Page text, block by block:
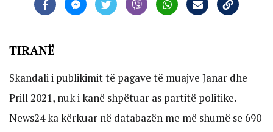
TIRANË
Skandali i publikimit të pagave të muajve Janar dhe
Prill 2021, nuk i kanë shpëtuar as partitë politike.
News24 ka kërkuar në databazën me më shumë se 690